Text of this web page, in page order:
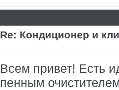
Re: Кондиционер и
Всем привет! Есть
пенным